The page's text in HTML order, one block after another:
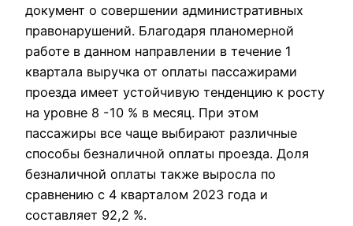
документ о совершении административных
правонарушений. Благодаря планомерной
работе в данном направлении в течение 1
квартала выручка от оплаты пассажирами
проезда имеет устойчивую тенденцию к росту
на уровне 8 -10 % в месяц. При этом
пассажиры все чаще выбирают различные
способы безналичной оплаты проезда. Доля
безналичной оплаты также выросла по
сравнению с 4 кварталом 2023 года и
составляет 92,2 %.